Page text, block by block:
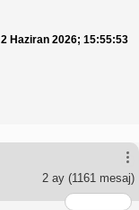
2 Haziran 2026; 15:55:53
2 ay (1161 mesaj)